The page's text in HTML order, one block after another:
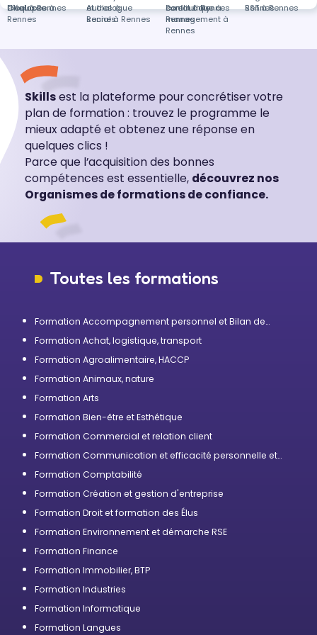
Chalosse
community
management à
Rennes
Rennes
d'équipes à
Rennes
et dialogue
social à Rennes
conflit à Rennes
Excel à Rennes
Autres à
Rennes
Bureautique à
Rennes
SST à Rennes
Skillsest la plateforme pour concrétiser votre
plan de formation : trouvez le programme le
mieux adapté et obtenez une réponse en
quelques clics !
Parce que l’acquisition des bonnes
compétences est essentielle, découvrez nos
Organismes de formations de confiance.
Toutes les formations
Formation Accompagnement personnel et Bilan de
Formation Achat, logistique, transport
Formation Agroalimentaire, HACCP
Formation Animaux, nature
Formation Arts
Formation Bien-être et Esthétique
Formation Commercial et relation client
Formation Communication et efficacité personnelle et
Formation Comptabilité
Formation Création et gestion d'entreprise
Formation Droit et formation des Élus
Formation Environnement et démarche RSE
Formation Finance
Formation Immobilier, BTP
Formation Industries
Formation Informatique
Formation Langues